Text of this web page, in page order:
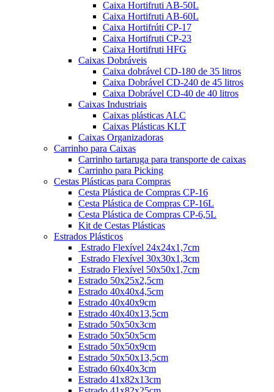
Caixa Hortifruti AB-50L
Caixa Hortifruti AB-60L
Caixa Hortifrúti CP-17
Caixa Hortifruti CP-23
Caixa Hortifruti HFG
Caixas Dobráveis
Caixa dobrável CD-180 de 35 litros
Caixa Dobrável CD-240 de 45 litros
Caixa Dobrável CD-40 de 40 litros
Caixas Industriais
Caixas plásticas ALC
Caixas Plásticas KLT
Caixas Organizadoras
Carrinho para Caixas
Carrinho tartaruga para transporte de caixas
Carrinho para Picking
Cestas Plásticas para Compras
Cesta Plástica de Compras CP-16
Cesta Plástica de Compras CP-16L
Cesta Plástica de Compras CP-6,5L
Kit de Cestas Plásticas
Estrados Plásticos
Estrado Flexível 24x24x1,7cm
Estrado Flexível 30x30x1,3cm
Estrado Flexível 50x50x1,7cm
Estrado 50x25x2,5cm
Estrado 40x40x4,5cm
Estrado 40x40x9cm
Estrado 40x40x13,5cm
Estrado 50x50x3cm
Estrado 50x50x5cm
Estrado 50x50x9cm
Estrado 50x50x13,5cm
Estrado 60x40x3cm
Estrado 41x82x13cm